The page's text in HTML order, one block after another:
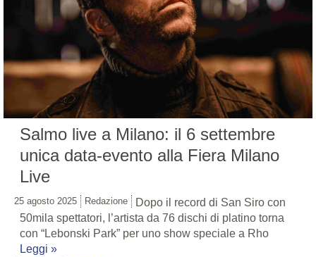
Salmo live a Milano: il 6 settembre
unica data-evento alla Fiera Milano
Live
25 agosto 2025 Redazione
Dopo il record di San Siro con
50mila spettatori, l’artista da 76 dischi di platino torna
con “Lebonski Park” per uno show speciale a Rho
Leggi »